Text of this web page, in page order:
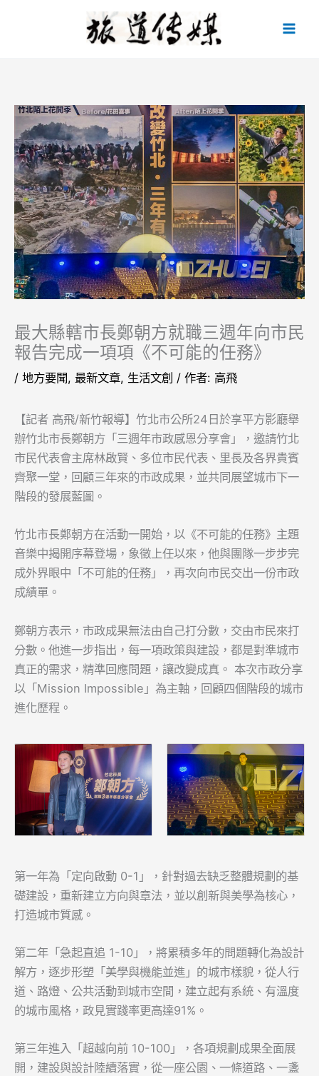
最大縣轄市長鄭朝方就職三週年向市民
報告完成一項項《不可能的任務》
/ 地方要聞, 最新文章, 生活文創 / 作者: 高飛
【記者 高飛/新竹報導】竹北市公所24日於享平方影廳舉
辦竹北市長鄭朝方「三週年市政感恩分享會」，邀請竹北
市民代表會主席林啟賢、多位市民代表、里長及各界貴賓
齊聚一堂，回顧三年來的市政成果，並共同展望城市下一
階段的發展藍圖。
竹北市長鄭朝方在活動一開始，以《不可能的任務》主題
音樂中揭開序幕登場，象徵上任以來，他與團隊一步步完
成外界眼中「不可能的任務」，再次向市民交出一份市政
成績單。
鄭朝方表示，市政成果無法由自己打分數，交由市民來打
分數。他進一步指出，每一項政策與建設，都是對準城市
真正的需求，精準回應問題，讓改變成真。 本次市政分享
以「Mission Impossible」為主軸，回顧四個階段的城市
進化歷程。
第一年為「定向啟動 0-1」，針對過去缺乏整體規劃的基
礎建設，重新建立方向與章法，並以創新與美學為核心，
打造城市質感。
第二年「急起直追 1-10」，將累積多年的問題轉化為設計
解方，逐步形塑「美學與機能並進」的城市樣貌，從人行
道、路燈、公共活動到城市空間，建立起有系統、有溫度
的城市風格，政見實踐率更高達91%。
第三年進入「超越向前 10-100」，各項規劃成果全面展
開，建設與設計陸續落實，從一座公園、一條道路、一盞